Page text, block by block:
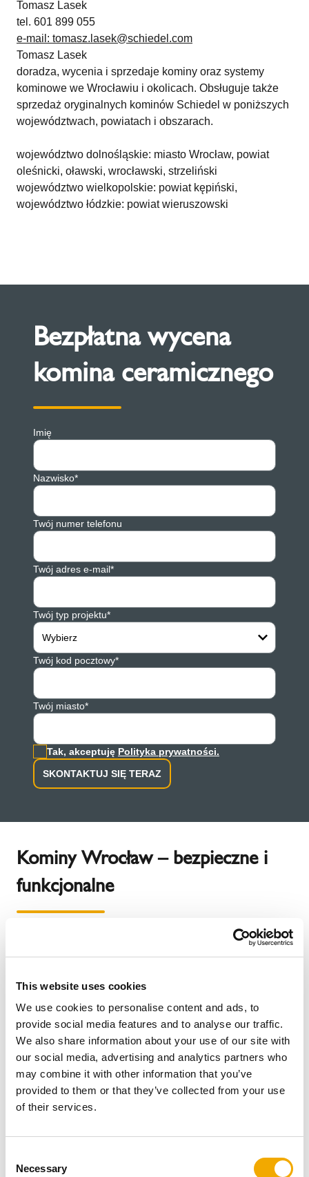
This website uses cookies
We use cookies to personalise content and ads, to
provide social media features and to analyse our traffic.
We also share information about your use of our site with
our social media, advertising and analytics partners who
may combine it with other information that you’ve
provided to them or that they’ve collected from your use
of their services.
Necessary
Tomasz Lasek
tel. 601 899 055
e-mail: tomasz.lasek@schiedel.com
Tomasz Lasek
doradza, wycenia i sprzedaje kominy oraz systemy
kominowe we Wrocławiu i okolicach. Obsługuje także
sprzedaż oryginalnych kominów Schiedel w poniższych
województwach, powiatach i obszarach.
województwo dolnośląskie: miasto Wrocław, powiat
oleśnicki, oławski, wrocławski, strzeliński
województwo wielkopolskie: powiat kępiński,
województwo łódzkie: powiat wieruszowski
Bezpłatna wycena
komina ceramicznego
Imię
Nazwisko*
Twój numer telefonu
Twój adres e-mail*
Twój typ projektu*
Wybierz
Twój kod pocztowy*
Twój miasto*
Tak, akceptuję Polityka prywatności.
SKONTAKTUJ SIĘ TERAZ
Kominy Wrocław – bezpieczne i
funkcjonalne
Systemy kominowe Schiedel są trwałe, bezawaryjne
przy prawidłowym użytkowaniu a rury ceramiczne są
komin Schiedel zyskamy: oszczędność zaprawy
murarskiej (niewiele spoin), zintegrowaną budowę (czyli
występowanie więcej niż jednego przewodu w
obudowie), – oszczędność powierzchni użytkowej
budynku (a co za tym idzie więcej miejsca w
pomieszczeniu, w którym znajduje się komin),
oszczędność czasu podczas budowy, łatwy montaż
(szczególnie w porównaniu do stawiania komina z
łatwiejszy i szybszy, porównywany jest do układania
zestawu dodawana jest szczegółowa i bardzo czytelna